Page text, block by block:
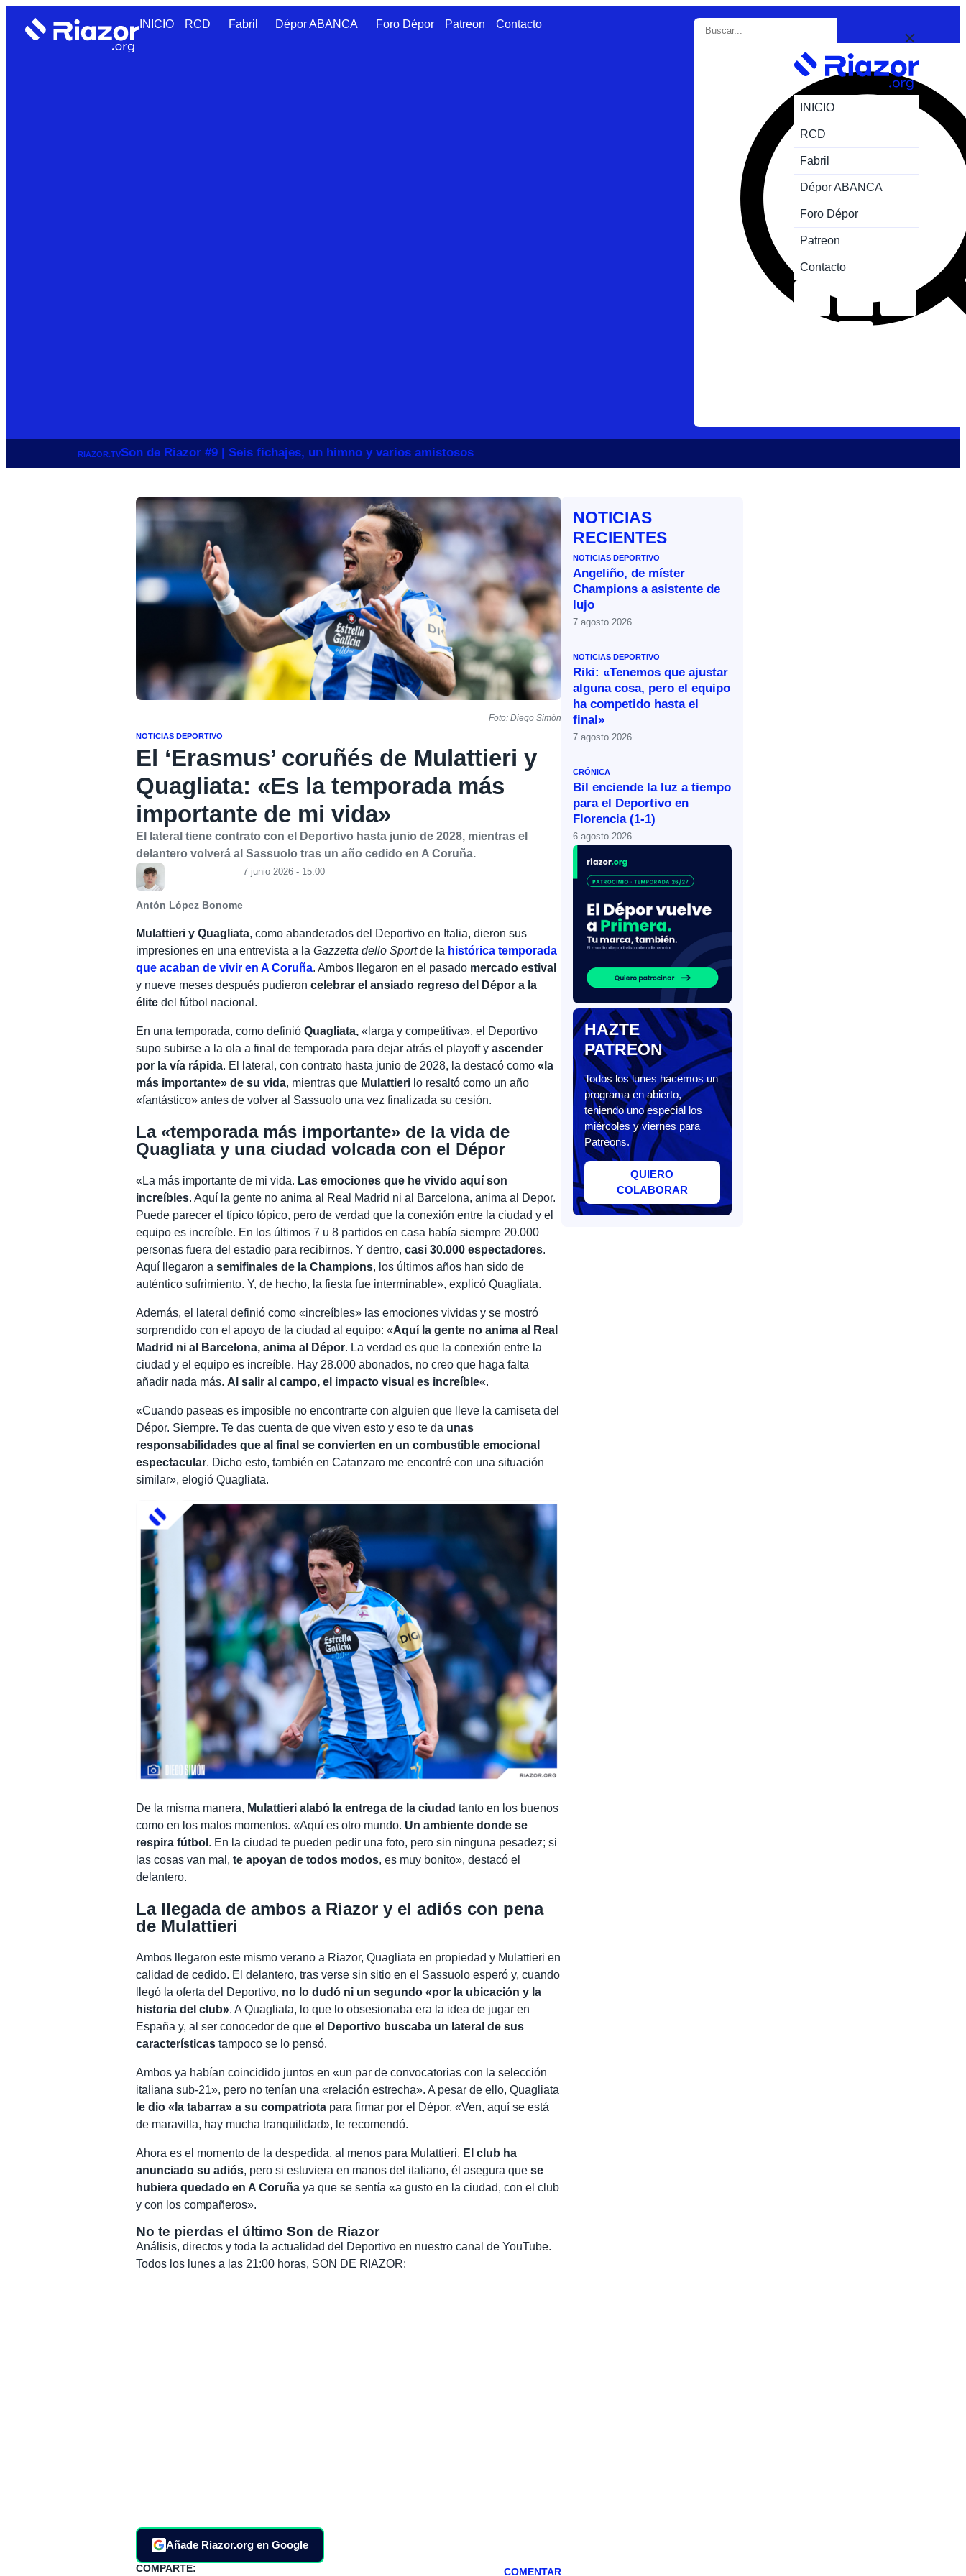
INICIO RCD Fabril Dépor ABANCA Foro Dépor Patreon Contacto
INICIO
RCD
Fabril
Dépor ABANCA
Foro Dépor
Patreon
Contacto
RIAZOR.TVSon de Riazor #9 | Seis fichajes, un himno y varios amistosos
Foto: Diego Simón
NOTICIAS DEPORTIVO
El ‘Erasmus’ coruñés de Mulattieri y
Quagliata: «Es la temporada más
importante de mi vida»
El lateral tiene contrato con el Deportivo hasta junio de 2028, mientras el
delantero volverá al Sassuolo tras un año cedido en A Coruña.
Antón López Bonome
7 junio 2026 - 15:00
Mulattieri y Quagliata, como abanderados del Deportivo en Italia, dieron sus
impresiones en una entrevista a laGazzetta dello Sportde la histórica temporada
que acaban de vivir en A Coruña. Ambos llegaron en el pasado mercado estival
y nueve meses después pudieroncelebrar el ansiado regreso del Dépor a la
élite del fútbol nacional.
En una temporada, como definióQuagliata, «larga y competitiva», el Deportivo
supo subirse a la ola a final de temporada para dejar atrás el playoff yascender
por la vía rápida. El lateral, con contrato hasta junio de 2028, la destacó como«la
más importante» de su vida, mientras que Mulattieri lo resaltó como un año
«fantástico» antes de volver al Sassuolo una vez finalizada su cesión.
La «temporada más importante» de la vida de
Quagliata y una ciudad volcada con el Dépor
«La más importante de mi vida. Las emociones que he vivido aquí son
increíbles. Aquí la gente no anima al Real Madrid ni al Barcelona, anima al Depor.
Puede parecer el típico tópico, pero de verdad que la conexión entre la ciudad y el
equipo es increíble. En los últimos 7 u 8 partidos en casa había siempre 20.000
personas fuera del estadio para recibirnos. Y dentro,casi 30.000 espectadores.
Aquí llegaron asemifinales de la Champions, los últimos años han sido de
auténtico sufrimiento. Y, de hecho, la fiesta fue interminable», explicó Quagliata.
Además, el lateral definió como «increíbles» las emociones vividas y se mostró
sorprendido con el apoyo de la ciudad al equipo: «Aquí la gente no anima al Real
Madrid ni al Barcelona, anima al Dépor. La verdad es que la conexión entre la
ciudad y el equipo es increíble. Hay 28.000 abonados, no creo que haga falta
añadir nada más. Al salir al campo, el impacto visual es increíble«.
«Cuando paseas es imposible no encontrarte con alguien que lleve la camiseta del
Dépor. Siempre. Te das cuenta de que viven esto y eso te da unas
responsabilidades que al final se convierten en un combustible emocional
espectacular. Dicho esto, también en Catanzaro me encontré con una situación
similar», elogió Quagliata.
De la misma manera, Mulattieri alabó la entrega de la ciudad tanto en los buenos
como en los malos momentos. «Aquí es otro mundo. Un ambiente donde se
respira fútbol . En la ciudad te pueden pedir una foto, pero sin ninguna pesadez; si
las cosas van mal,te apoyan de todos modos, es muy bonito», destacó el
delantero.
La llegada de ambos a Riazor y el adiós con pena
de Mulattieri
Ambos llegaron este mismo verano a Riazor, Quagliata en propiedad y Mulattieri en
calidad de cedido. El delantero, tras verse sin sitio en el Sassuolo esperó y, cuando
llegó la oferta del Deportivo, no lo dudó ni un segundo «por la ubicación y la
historia del club». A Quagliata, lo que lo obsesionaba era la idea de jugar en
España y, al ser conocedor de queel Deportivo buscaba un lateral de sus
características tampoco se lo pensó.
Ambos ya habían coincidido juntos en «un par de convocatorias con la selección
italiana sub-21», pero no tenían una «relación estrecha». A pesar de ello, Quagliata
le dio «la tabarra» a su compatriota para firmar por el Dépor. «Ven, aquí se está
de maravilla, hay mucha tranquilidad», le recomendó.
Ahora es el momento de la despedida, al menos para Mulattieri. El club ha
anunciado su adiós, pero si estuviera en manos del italiano, él asegura quese
hubiera quedado en A Coruña ya que se sentía «a gusto en la ciudad, con el club
y con los compañeros».
No te pierdas el último Son de Riazor
Análisis, directos y toda la actualidad del Deportivo en nuestro canal de YouTube.
Todos los lunes a las 21:00 horas, SON DE RIAZOR:
Añade Riazor.org en Google
COMPARTE: COMENTAR
NOTICIAS
RECIENTES
NOTICIAS DEPORTIVO
Angeliño, de míster
Champions a asistente de
lujo
7 agosto 2026
NOTICIAS DEPORTIVO
Riki: «Tenemos que ajustar
alguna cosa, pero el equipo
ha competido hasta el
final»
7 agosto 2026
CRÓNICA
Bil enciende la luz a tiempo
para el Deportivo en
Florencia (1-1)
6 agosto 2026
HAZTE
PATREON
Todos los lunes hacemos un
programa en abierto,
teniendo uno especial los
miércoles y viernes para
Patreons.
QUIERO
COLABORAR